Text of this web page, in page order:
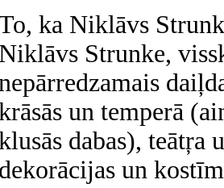
ka Niklāvs
Niklāvs Strunke,
un temperā
dabas), teātŗa
dekorācijas un